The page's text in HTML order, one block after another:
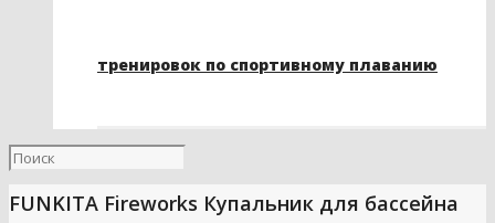
тренировок по спортивному плаванию
FUNKITA Fireworks Купальник для бассейна